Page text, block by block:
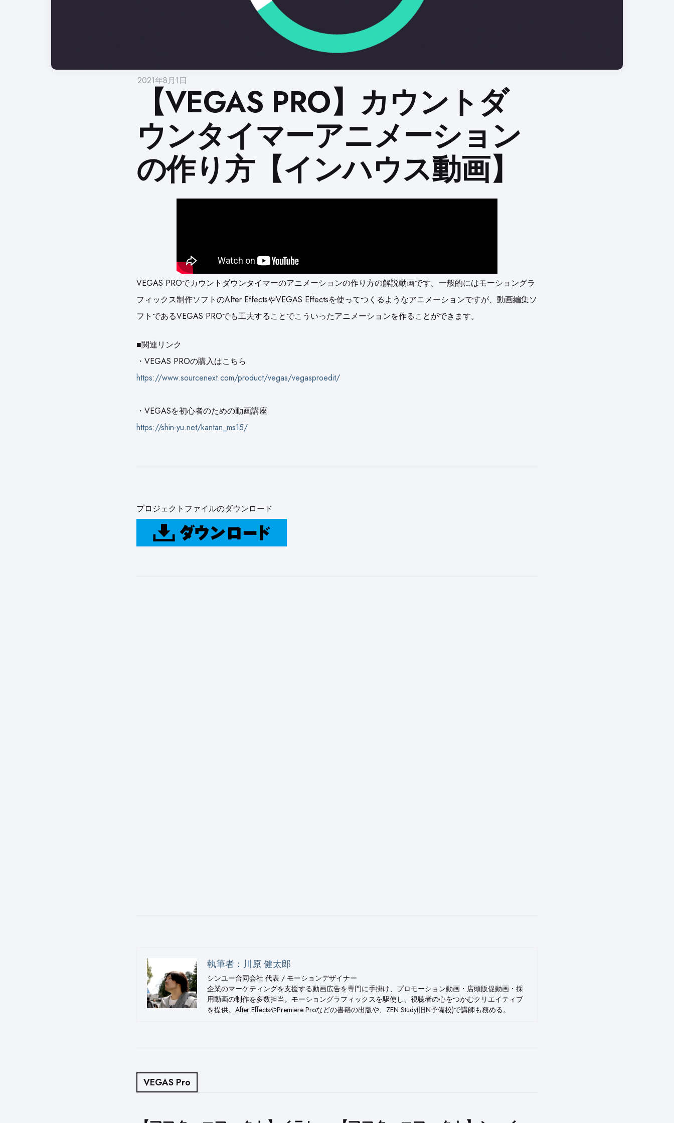
2021年8月1日
【VEGAS PRO】カウントダ
ウンタイマーアニメーション
の作り方【インハウス動画】
VEGAS PROでカウントダウンタイマーのアニメーションの作り方の解説動画です。一般的にはモーショングラ
フィックス制作ソフトのAfter EffectsやVEGAS Effectsを使ってつくるようなアニメーションですが、動画編集ソ
フトであるVEGAS PROでも工夫することでこういったアニメーションを作ることができます。
■関連リンク
・VEGAS PROの購入はこちら
https://www.sourcenext.com/product/vegas/vegasproedit/
・VEGASを初心者のための動画講座
https://shin-yu.net/kantan_ms15/
プロジェクトファイルのダウンロード
執筆者：川原 健太郎
シンユー合同会社 代表 / モーションデザイナー
企業のマーケティングを支援する動画広告を専門に手掛け、プロモーション動画・店頭販促動画・採
用動画の制作を多数担当。モーショングラフィックスを駆使し、視聴者の心をつかむクリエイティブ
を提供。After EffectsやPremiere Proなどの書籍の出版や、ZEN Study(旧N予備校)で講師も務める。
VEGAS Pro